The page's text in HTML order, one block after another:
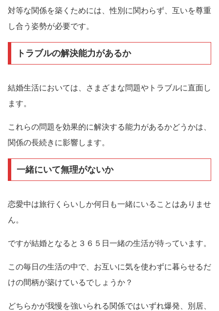
対等な関係を築くためには、性別に関わらず、互いを尊重
し合う姿勢が必要です。
トラブルの解決能力があるか
結婚生活においては、さまざまな問題やトラブルに直面し
ます。
これらの問題を効果的に解決する能力があるかどうかは、
関係の長続きに影響します。
一緒にいて無理がないか
恋愛中は旅行くらいしか何日も一緒にいることはありませ
ん。
ですが結婚となると３６５日一緒の生活が待っています。
この毎日の生活の中で、お互いに気を使わずに暮らせるだ
けの間柄が築けているでしょうか？
どちらかが我慢を強いられる関係ではいずれ爆発、別居、